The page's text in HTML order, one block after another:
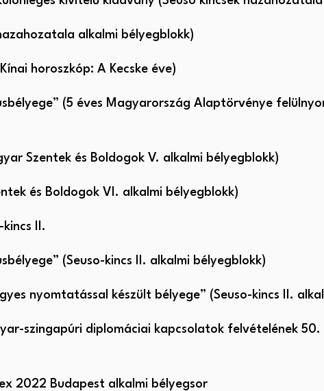
alkalmi bélyegblokk)
horoszkóp: A Kecske éve)
(5 éves Magyarország Alaptörvénye
Szentek és Boldogok V. alkalmi bélyegblokk)
és Boldogok VI. alkalmi bélyegblokk)
II.
(Seuso-kincs II. alkalmi bélyegblokk)
nyomtatással készült bélyege” (Seuso-kincs II.
szingapúri diplomáciai kapcsolatok felvételének
2022 Budapest alkalmi bélyegsor